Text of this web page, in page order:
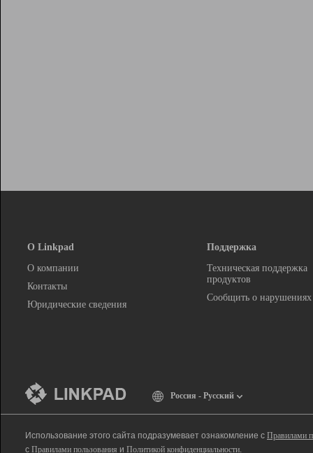
О Linkpad
О компании
Контакты
Юридические сведения
Поддержка
Техническая поддержка
продуктов
Сообщить о нарушениях
Россия - Русский
Использование этого сайта подразумевает ознакомление с Правилами
с Правилами пользования и Политикой конфиденциальности.